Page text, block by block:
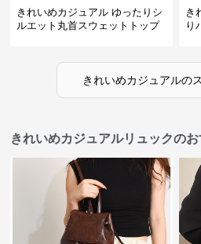
きれいめカジュアル ゆったりシ
ルエット丸首スウェットトップ
き
り
きれいめカジュアルの
きれいめカジュアルリュックの